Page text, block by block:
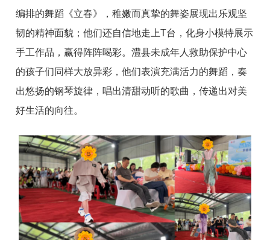
编排的舞蹈《立春》，稚嫩而真挚的舞姿展现出乐观坚
韧的精神面貌；他们还自信地走上T台，化身小模特展示
手工作品，赢得阵阵喝彩。澧县未成年人救助保护中心
的孩子们同样大放异彩，他们表演充满活力的舞蹈，奏
出悠扬的钢琴旋律，唱出清甜动听的歌曲，传递出对美
好生活的向往。